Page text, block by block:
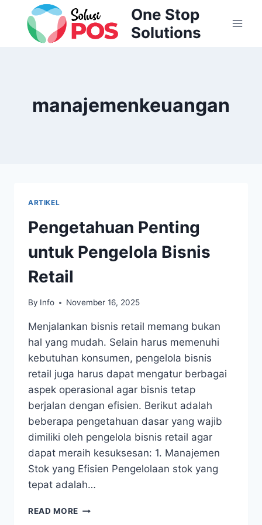
content
One Stop
Solutions
manajemenkeuangan
ARTIKEL
Pengetahuan Penting
untuk Pengelola Bisnis
Retail
By Info November 16, 2025
Menjalankan bisnis retail memang bukan
hal yang mudah. Selain harus memenuhi
kebutuhan konsumen, pengelola bisnis
retail juga harus dapat mengatur berbagai
aspek operasional agar bisnis tetap
berjalan dengan efisien. Berikut adalah
beberapa pengetahuan dasar yang wajib
dimiliki oleh pengelola bisnis retail agar
dapat meraih kesuksesan: 1. Manajemen
Stok yang Efisien Pengelolaan stok yang
tepat adalah…
READ MORE PENGETAHUAN